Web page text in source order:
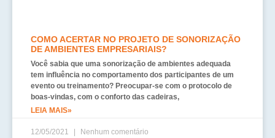
COMO ACERTAR NO PROJETO DE SONORIZAÇÃO
DE AMBIENTES EMPRESARIAIS?
Você sabia que uma sonorização de ambientes adequada
tem influência no comportamento dos participantes de um
evento ou treinamento? Preocupar-se com o protocolo de
boas-vindas, com o conforto das cadeiras,
LEIA MAIS»
12/05/2021 Nenhum comentário